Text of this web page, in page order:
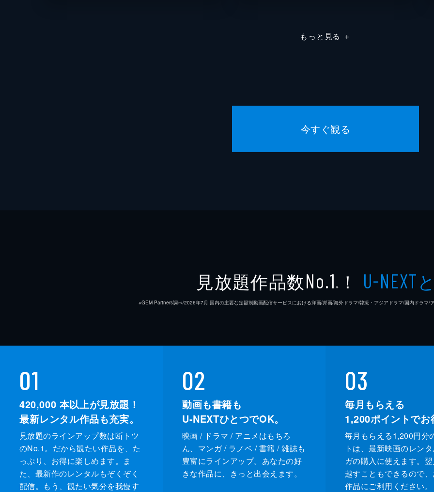
もっと見る ＋
今すぐ観る
見放題作品数No.1 ※ ！ U-NEXT
※GEM Partners調べ/2026年7⽉ 国内の主要な定額制動画配信サービスにおける洋画/邦画/海外ドラマ/韓流・アジアドラマ/国内ドラマ/
01
420,000 本以上が見放題！
最新レンタル作品も充実。
見放題のラインアップ数は断トツ
のNo.1。だから観たい作品を、た
っぷり、お得に楽しめます。ま
た、最新作のレンタルもぞくぞく
配信。もう、観たい気分を我慢す
02
動画も書籍も
U-NEXTひとつでOK。
映画 / ドラマ / アニメはもちろ
ん、マンガ / ラノベ / 書籍 / 雑誌も
豊富にラインアップ。あなたの好
きな作品に、きっと出会えます。
03
毎月もらえる
1,200ポイントでお
毎月もらえる1,200円分
トは、最新映画のレン
ガの購入に使えます。
越すこともできるので
作品にご利用ください。